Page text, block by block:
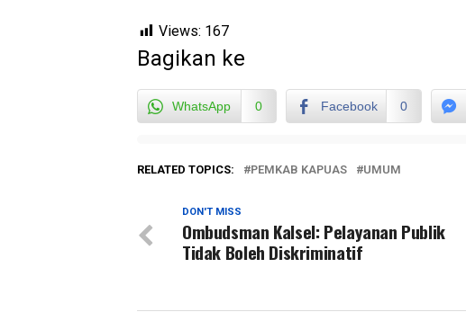
Views: 167
Bagikan ke
WhatsApp 0 Facebook 0
RELATED TOPICS: PEMKAB KAPUAS UMUM
DON'T MISS
Ombudsman Kalsel: Pelayanan Publik
Tidak Boleh Diskriminatif